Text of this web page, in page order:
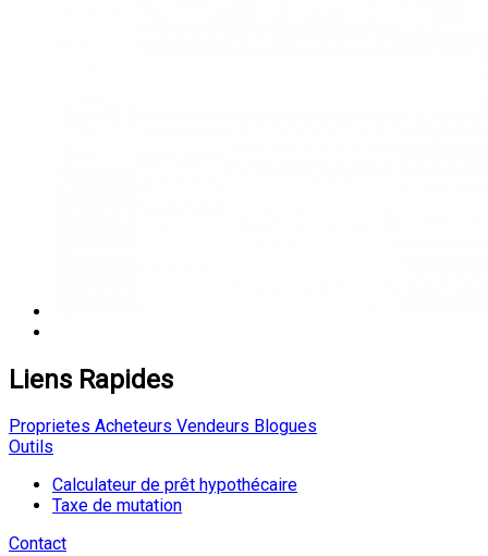
Liens Rapides
Proprietes Acheteurs Vendeurs Blogues
Outils
Calculateur de prêt hypothécaire
Taxe de mutation
Contact